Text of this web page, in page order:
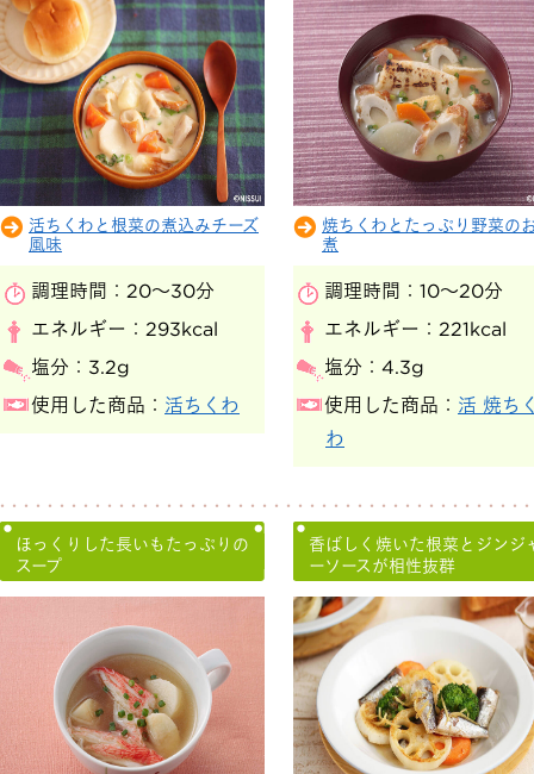
活ちくわと根菜の煮込みチーズ
風味
調理時間： 20～30分
エネルギー： 293kcal
塩分： 3.2g
使用した商品： 活ちくわ
焼ちくわとたっぷり野菜の
煮
調理時間： 10～20分
エネルギー： 221kcal
塩分： 4.3g
使用した商品： 活 焼ち
わ
ほっくりした長いもたっぷりの
スープ
香ばしく焼いた根菜とジンジ
ーソースが相性抜群